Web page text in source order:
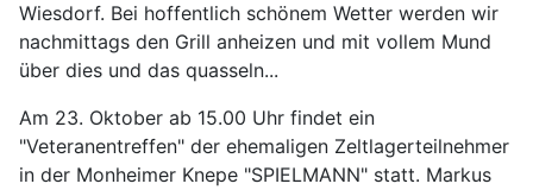
Wiesdorf. Bei hoffentlich schönem Wetter werden wir
nachmittags den Grill anheizen und mit vollem Mund
über dies und das quasseln...
Am 23. Oktober ab 15.00 Uhr findet ein
"Veteranentreffen" der ehemaligen Zeltlagerteilnehmer
in der Monheimer Knepe "SPIELMANN" statt. Markus